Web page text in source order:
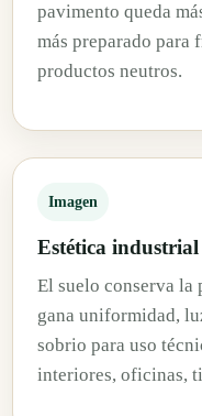
pavimento queda
más preparado para
productos neutros.
Imagen
Estética
El suelo conserva la
gana uniformidad,
sobrio para uso
interiores, oficinas,